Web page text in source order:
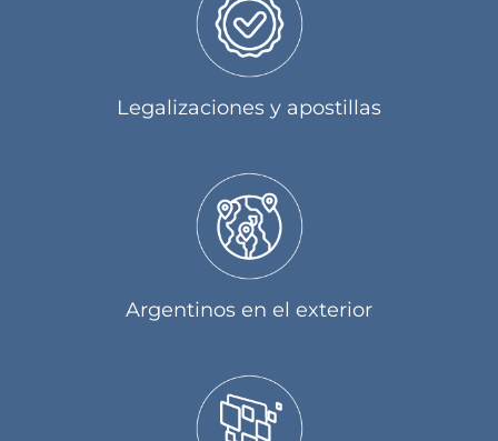
Legalizaciones y apostillas
Argentinos en el exterior